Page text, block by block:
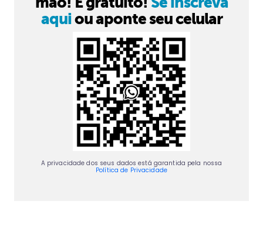
aquiou aponte seu celular
A privacidade dos seus dados está garantida pela nossa
Política de Privacidade